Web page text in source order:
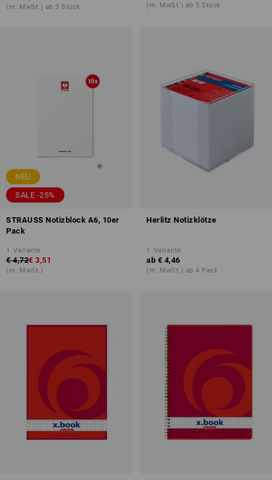
(m. MwSt.) ab 3 Stück (m. MwSt.) ab 5 Stück
NEU
SALE -25%
STRAUSS Notizblock A6, 10er
Pack
1 Variante
€ 4,72€ 3,51
(m. MwSt.)
Herlitz Notizklötze
1 Variante
ab € 4,46
(m. MwSt.) ab 4 Pack